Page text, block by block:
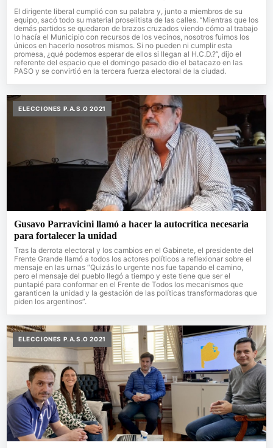
El dirigente liberal cumplió con su palabra y, junto a miembros de su
equipo, sacó todo su material proselitista de las calles. ‘’Mientras que los
demás partidos se quedaron de brazos cruzados viendo cómo al trabajo
lo hacía el Municipio con recursos de los vecinos, nosotros fuimos los
únicos en hacerlo nosotros mismos. Si no pueden ni cumplir esta
promesa, ¿qué podemos esperar de ellos si llegan al H.C.D.?’’, dijo el
referente del espacio que el domingo pasado dio el batacazo en las
PASO y se convirtió en la tercera fuerza electoral de la ciudad.
ELECCIONES P.A.S.O 2021
Gusavo Parravicini llamó a hacer la autocrítica necesaria
para fortalecer la unidad
Tras la derrota electoral y los cambios en el Gabinete, el presidente del
Frente Grande llamó a todos los actores políticos a reflexionar sobre el
mensaje en las urnas “Quizás lo urgente nos fue tapando el camino,
pero el mensaje del pueblo llegó a tiempo y este tiene que ser el
puntapié para conformar en el Frente de Todos los mecanismos que
garanticen la unidad y la gestación de las políticas transformadoras que
piden los argentinos”.
ELECCIONES P.A.S.O 2021